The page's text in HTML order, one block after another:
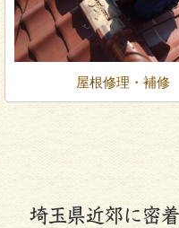
屋根修理・補修
埼玉県近郊に密